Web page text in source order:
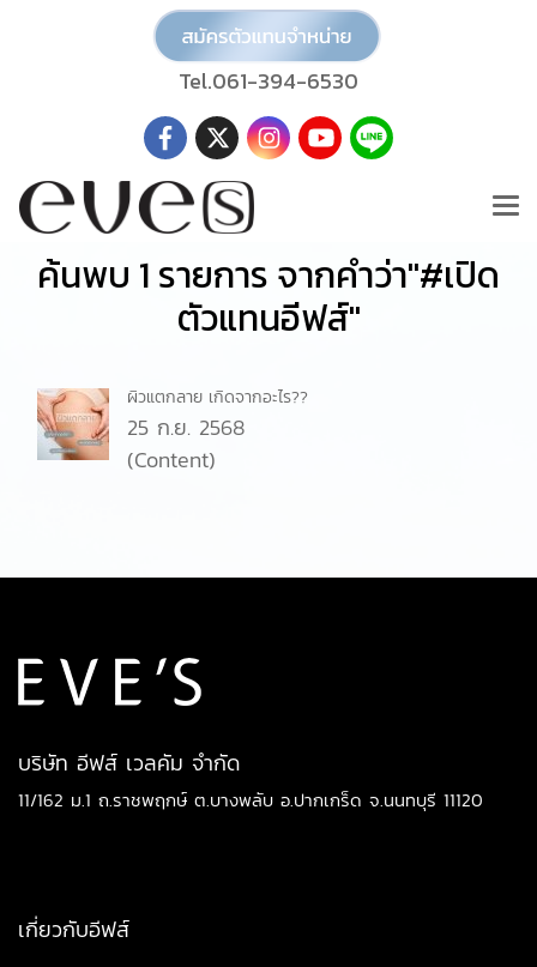
Tel.061-394-6530
ค้นพบ 1 รายการ จากคำว่า"#เปิด
ตัวแทนอีฟส์"
ผิวแตกลาย เกิดจากอะไร??
25 ก.ย. 2568
(Content)
บริษัท อีฟส์ เวลคัม จำกัด
11/162 ม.1 ถ.ราชพฤกษ์ ต.บางพลับ อ.ปากเกร็ด จ.นนทบุรี 11120
เกี่ยวกับอีฟส์